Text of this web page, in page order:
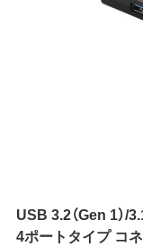
USB 3.2（Gen 1）/
4ポートタイプ コ